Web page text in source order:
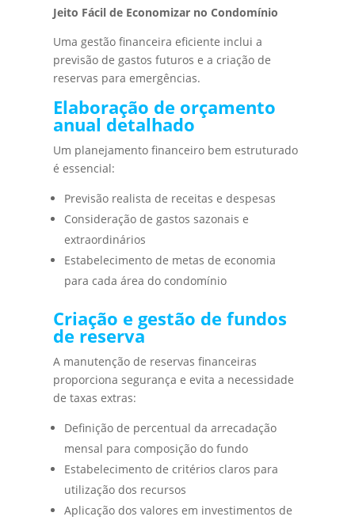
Jeito Fácil de Economizar no Condomínio
Uma gestão financeira eficiente inclui a
previsão de gastos futuros e a criação de
reservas para emergências.
Elaboração de orçamento
anual detalhado
Um planejamento financeiro bem estruturado
é essencial:
Previsão realista de receitas e despesas
Consideração de gastos sazonais e
extraordinários
Estabelecimento de metas de economia
para cada área do condomínio
Criação e gestão de fundos
de reserva
A manutenção de reservas financeiras
proporciona segurança e evita a necessidade
de taxas extras:
Definição de percentual da arrecadação
mensal para composição do fundo
Estabelecimento de critérios claros para
utilização dos recursos
Aplicação dos valores em investimentos de